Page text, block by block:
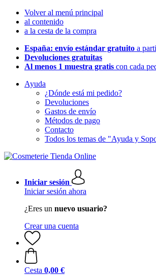
Volver al menú principal
al contenido
a la cesta de la compra
España: envío estándar gratuito a
Devoluciones gratuitas
Al menos 1 muestra gratis con cada
Ayuda
¿Dónde está mi pedido?
Devoluciones
Gastos de envío
Métodos de pago
Contacto
Todos los temas de "Ayuda y
Iniciar sesión
Iniciar sesión ahora
¿Eres un nuevo usuario?
Crear una cuenta
Cesta 0,00 €